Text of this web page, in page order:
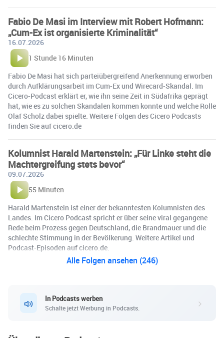
Fabio De Masi im Interview mit Robert Hofmann:
„Cum-Ex ist organisierte Kriminalität“
16.07.2026
1 Stunde 16 Minuten
Fabio De Masi hat sich parteiübergreifend Anerkennung erworben
durch Aufklärungsarbeit im Cum-Ex und Wirecard-Skandal. Im
Cicero-Podcast erklärt er, wie ihn seine Zeit in Südafrika geprägt
hat, wie es zu solchen Skandalen kommen konnte und welche Rolle
Olaf Scholz dabei spielte. Weitere Folgen des Cicero Podcasts
finden Sie auf cicero.de
Kolumnist Harald Martenstein: „Für Linke steht die
Machtergreifung stets bevor“
09.07.2026
55 Minuten
Harald Martenstein ist einer der bekanntesten Kolumnisten des
Landes. Im Cicero Podcast spricht er über seine viral gegangene
Rede beim Prozess gegen Deutschland, die Brandmauer und die
schlechte Stimmung in der Bevölkerung. Weitere Artikel und
Podcast-Episoden auf cicero.de.
Alle Folgen ansehen (246)
In Podcasts werben
Schalte jetzt Werbung in Podcasts.